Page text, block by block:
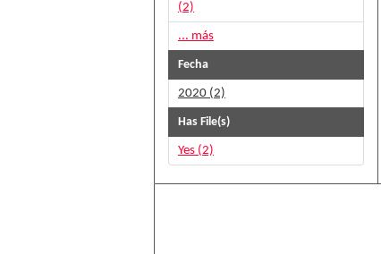
(2)
... más
Fecha
2020 (2)
Has File(s)
Yes (2)